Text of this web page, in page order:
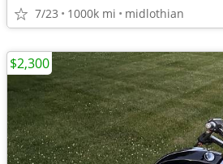
7/23 1000k mi midlothian
$2,300